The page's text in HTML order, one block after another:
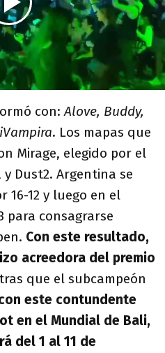
con: Alove, Buddy,
. Los mapas que
Mirage, elegido por el
Dust2. Argentina se
16-12 y luego en el
para consagrarse
Con este resultado,
acreedora del premio
que el subcampeón
este contundente
en el Mundial de Bali,
del 1 al 11 de